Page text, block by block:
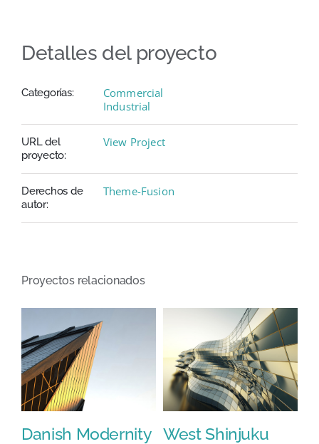
Detalles del proyecto
Categorías:
Commercial
Industrial
URL del
proyecto:
View Project
Derechos de
autor:
Theme-Fusion
Proyectos relacionados
Danish Modernity West Shinjuku